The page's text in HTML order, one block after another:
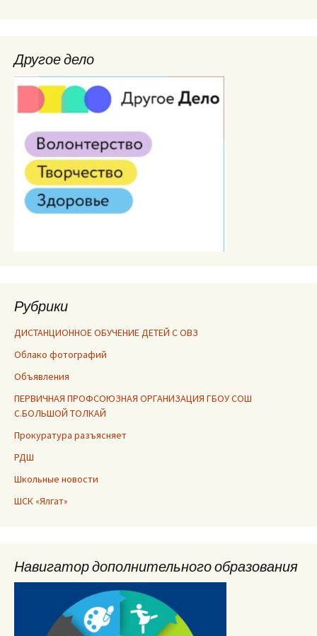
Другое дело
Рубрики
ДИСТАНЦИОННОЕ ОБУЧЕНИЕ ДЕТЕЙ С ОВЗ
Облако фотографий
Объявления
ПЕРВИЧНАЯ ПРОФСОЮЗНАЯ ОРГАНИЗАЦИЯ ГБОУ СОШ
С.БОЛЬШОЙ ТОЛКАЙ
Прокуратура разъясняет
РДШ
Школьные новости
ШСК «Ялгат»
Навигатор дополнительного образования